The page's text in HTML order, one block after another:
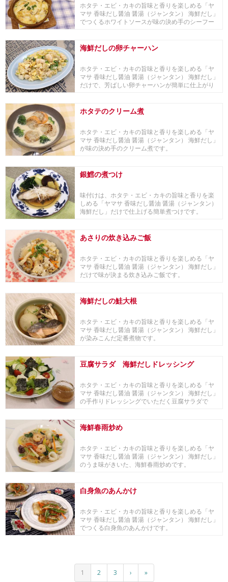
ホタテ・エビ・カキの旨味と香りを楽しめる「ヤ
マサ 香味だし醤油 醤湯（ジャンタン） 海鮮だし」
でつくるホワイトソースが味の決め手のシーフー
海鮮だしの卵チャーハン
ホタテ・エビ・カキの旨味と香りを楽しめる「ヤ
マサ 香味だし醤油 醤湯（ジャンタン） 海鮮だし」
だけで、芳ばしい卵チャーハンが簡単に仕上がり
ホタテのクリーム煮
ホタテ・エビ・カキの旨味と香りを楽しめる「ヤ
マサ 香味だし醤油 醤湯（ジャンタン） 海鮮だし」
が味の決め手のクリーム煮です。
銀鱈の煮つけ
味付けは、ホタテ・エビ・カキの旨味と香りを楽
しめる「ヤマサ 香味だし醤油 醤湯（ジャンタン）
海鮮だし」だけで仕上げる簡単煮つけです。
あさりの炊き込みご飯
ホタテ・エビ・カキの旨味と香りを楽しめる「ヤ
マサ 香味だし醤油 醤湯（ジャンタン） 海鮮だし」
だけで味が決まる炊き込みご飯です。
海鮮だしの鮭大根
ホタテ・エビ・カキの旨味と香りを楽しめる「ヤ
マサ 香味だし醤油 醤湯（ジャンタン） 海鮮だし」
が染みこんだ定番煮物です。
豆腐サラダ 海鮮だしドレッシング
ホタテ・エビ・カキの旨味と香りを楽しめる「ヤ
マサ 香味だし醤油 醤湯（ジャンタン） 海鮮だし」
の手作りドレッシングでいただく豆腐サラダで
海鮮春雨炒め
ホタテ・エビ・カキの旨味と香りを楽しめる「ヤ
マサ 香味だし醤油 醤湯（ジャンタン） 海鮮だし」
のうま味がきいた、海鮮春雨炒めです。
白身魚のあんかけ
ホタテ・エビ・カキの旨味と香りを楽しめる「ヤ
マサ 香味だし醤油 醤湯（ジャンタン） 海鮮だし」
でつくる白身魚のあんかけです。
1 2 3 › »